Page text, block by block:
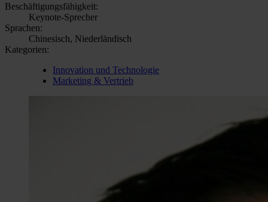
Beschäftigungsfähigkeit:
Keynote-Sprecher
Sprachen:
Chinesisch, Niederländisch
Kategorien:
Innovation und Technologie
Marketing & Vertrieb